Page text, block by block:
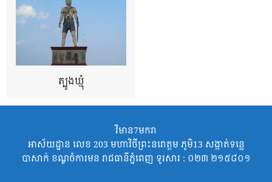
ត្បូងឃ្មុំ
វិមាន7មករា
អាស័យដ្ឋាន លេខ 203 មហាវិថីព្រះនរោត្តម ភូមិ13 សង្កាត់ទន្លេ
បាសាក់ ខណ្ឌចំការមន រាជធានីភ្នំពេញ ទូរសារ : ០២៣ ២១៥៨០១